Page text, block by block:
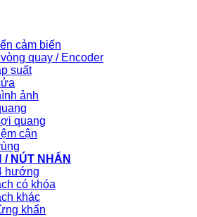
cảm biến
quay / Encoder
suất
ảnh
quang
cận
/ NÚT NHẤN
hướng
có khóa
khác
khẩn